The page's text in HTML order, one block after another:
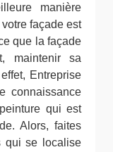
manière
façade est
que la façade
maintenir sa
Entreprise
connaissance
qui est
Alors, faites
qui se localise